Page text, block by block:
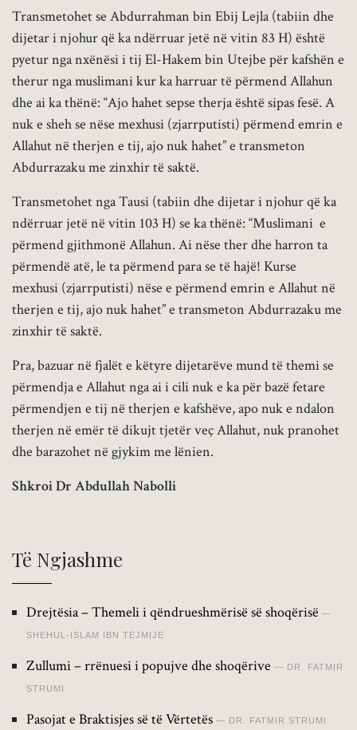
Transmetohet se Abdurrahman bin Ebij Lejla (tabiin dhe
dijetar i njohur që ka ndërruar jetë në vitin 83 H) është
pyetur nga nxënësi i tij El-Hakem bin Utejbe për kafshën e
therur nga muslimani kur ka harruar të përmend Allahun
dhe ai ka thënë: “Ajo hahet sepse therja është sipas fesë. A
nuk e sheh se nëse mexhusi (zjarrputisti) përmend emrin e
Allahut në therjen e tij, ajo nuk hahet” e transmeton
Abdurrazaku me zinxhir të saktë.
Transmetohet nga Tausi (tabiin dhe dijetar i njohur që ka
ndërruar jetë në vitin 103 H) se ka thënë: “Muslimani e
përmend gjithmonë Allahun. Ai nëse ther dhe harron ta
përmendë atë, le ta përmend para se të hajë! Kurse
mexhusi (zjarrputisti) nëse e përmend emrin e Allahut në
therjen e tij, ajo nuk hahet” e transmeton Abdurrazaku me
zinxhir të saktë.
Pra, bazuar në fjalët e këtyre dijetarëve mund të themi se
përmendja e Allahut nga ai i cili nuk e ka për bazë fetare
përmendjen e tij në therjen e kafshëve, apo nuk e ndalon
therjen në emër të dikujt tjetër veç Allahut, nuk pranohet
dhe barazohet në gjykim me lënien.
Shkroi Dr Abdullah Nabolli
Të Ngjashme
Drejtësia – Themeli i qëndrueshmërisë së shoqërisë
SHEHUL-ISLAM IBN TEJMIJE
Zullumi – rrënuesi i popujve dhe shoqërive DR. FATMIR
STRUMI
Pasojat e Braktisjes së të Vërtetës DR. FATMIR STRUMI